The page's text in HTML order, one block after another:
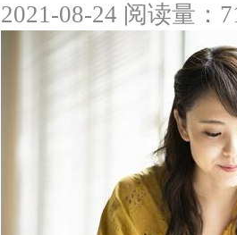
2021-08-24 阅读量：